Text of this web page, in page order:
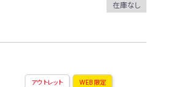
在庫なし
アウトレット WEB限定